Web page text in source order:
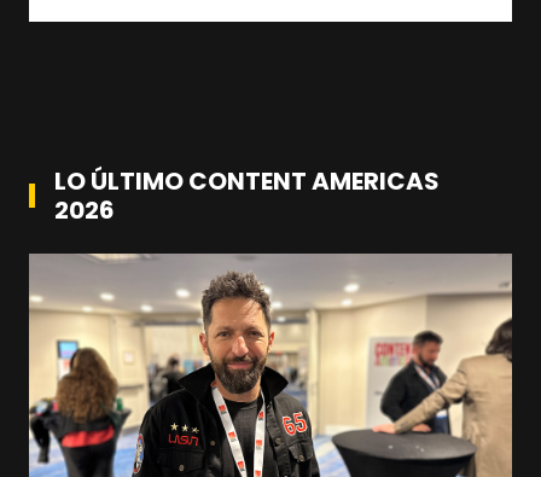
LO ÚLTIMO CONTENT AMERICAS
2026